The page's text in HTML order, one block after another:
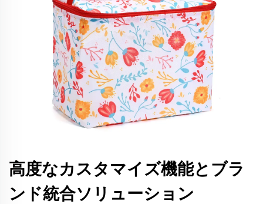
高度なカスタマイズ機能とブラ
ンド統合ソリューション